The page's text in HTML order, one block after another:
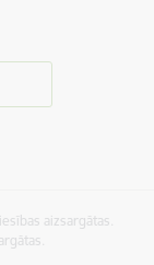
aizsargātas.